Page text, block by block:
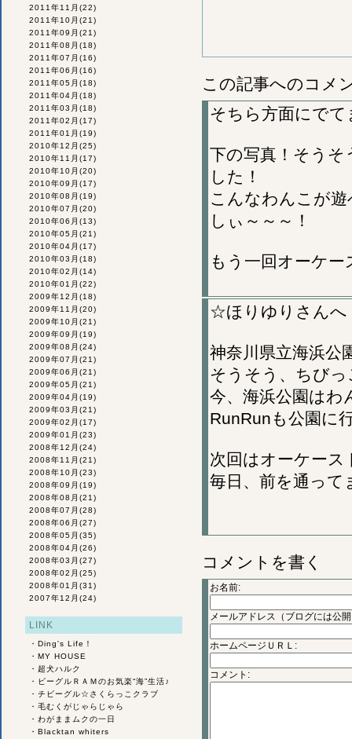
2011年11月 (22)
2011年10月 (21)
2011年09月 (21)
2011年08月 (18)
2011年07月 (16)
2011年06月 (16)
2011年05月 (18)
2011年04月 (18)
2011年03月 (18)
2011年02月 (17)
2011年01月 (19)
2010年12月 (25)
2010年11月 (17)
2010年10月 (20)
2010年09月 (17)
2010年08月 (19)
2010年07月 (20)
2010年06月 (13)
2010年05月 (21)
2010年04月 (17)
2010年03月 (18)
2010年02月 (14)
2010年01月 (22)
2009年12月 (18)
2009年11月 (20)
2009年10月 (21)
2009年09月 (19)
2009年08月 (24)
2009年07月 (21)
2009年06月 (21)
2009年05月 (21)
2009年04月 (19)
2009年03月 (21)
2009年02月 (17)
2009年01月 (23)
2008年12月 (24)
2008年11月 (21)
2008年10月 (23)
2008年09月 (19)
2008年08月 (21)
2008年07月 (28)
2008年06月 (27)
2008年05月 (35)
2008年04月 (26)
2008年03月 (27)
2008年02月 (25)
2008年01月 (31)
2007年12月 (24)
LINK
・ Ding's Life！
・ MY HOUSE
・ 超犬ハルク
・
ビーグルＲＡＭのお気楽“海”生活♪
・ チビーグル☆さくらっこクラブ
・ 毛むくがじゃらじゃら
・ わがままムクの一日
・ Blacktan whiters
この記事へのコメ
そちら方面にで
下の写真！そうそ
した！
こんなわんこが
しぃ～～～！
もう一回オーケ
☆ほりゆりさんへ
神奈川県立海浜公
そうそう、ちび
今、海浜公園はわ
RunRunも公園に
次回はオーケース
毎日、前を通って
コメントを書く
お名前:
メールアドレス（ブログには公
ホームページＵＲＬ:
コメント: